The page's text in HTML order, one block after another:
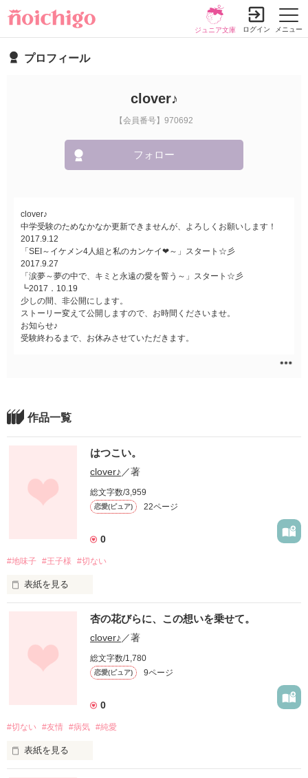
メニュー
ジュニア文庫 ログイン
プロフィール
clover♪
【会員番号】970692
フォロー
clover♪
中学受験のためなかなか更新できませんが、よろしくお願いします！
2017.9.12
「SEI～イケメン4人組と私のカンケイ❤～」スタート☆彡
2017.9.27
「涙夢～夢の中で、キミと永遠の愛を誓う～」スタート☆彡
┗2017．10.19
少しの間、非公開にします。
ストーリー変えて公開しますので、お時間くださいませ。
お知らせ♪
受験終わるまで、お休みさせていただきます。
作品一覧
はつこい。
clover♪ ／著
総文字数/3,959
恋愛(ピュア) 22ページ
0
#地味子 #王子様 #切ない
表紙を見る
誰にも存在を、認められなくて。
クラスでの居場所なんか、なかった。
そんな私の、モノクロな世界に
色を付けてくれたのは。
優しい声で私の名前を呼ぶ、
杏の花びらに、この想いを乗せて。
clover♪ ／著
総文字数/1,780
恋愛(ピュア) 9ページ
0
#切ない #友情 #病気 #純愛
表紙を見る